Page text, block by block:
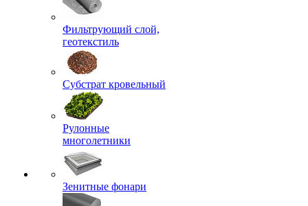
Фильтрующий слой,
геотекстиль
Субстрат кровельный
Рулонные
многолетники
Зенитные фонари